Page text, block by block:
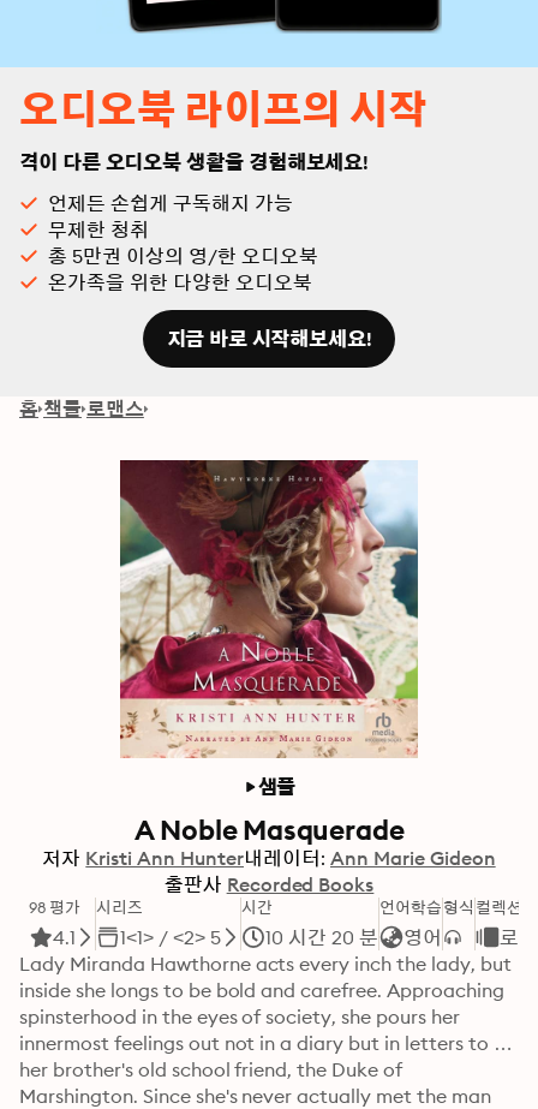
오디오북 라이프의 시작
격이 다른 오디오북 생활을 경험해보세요!
언제든 손쉽게 구독해지 가능
무제한 청취
총 5만권 이상의 영/한 오디오북
온가족을 위한 다양한 오디오북
지금 바로 시작해보세요!
홈 책들 로맨스
샘플
A Noble Masquerade
저자 Kristi Ann Hunter내레이터: Ann Marie Gideon
출판사 Recorded Books
98 평가
4.1
시리즈
1<1> / <2> 5
시간
10 시간 20 분
언어학습
영어
형식 컬렉션
로
Lady Miranda Hawthorne acts every inch the lady, but
inside she longs to be bold and carefree. Approaching
spinsterhood in the eyes of society, she pours her
innermost feelings out not in a diary but in letters to
her brother's old school friend, the Duke of
Marshington. Since she's never actually met the man